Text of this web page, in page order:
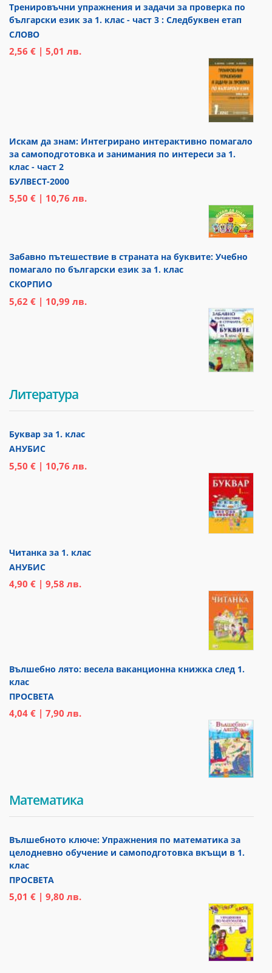
Тренировъчни упражнения и задачи за проверка по
български език за 1. клас - част 3 : Следбуквен етап
СЛОВО
2,56 € | 5,01 лв.
Искам да знам: Интегрирано интерактивно помагало
за самоподготовка и занимания по интереси за 1.
клас - част 2
БУЛВЕСТ-2000
5,50 € | 10,76 лв.
Забавно пътешествие в страната на буквите: Учебно
помагало по български език за 1. клас
СКОРПИО
5,62 € | 10,99 лв.
Литература
Буквар за 1. клас
АНУБИС
5,50 € | 10,76 лв.
Читанка за 1. клас
АНУБИС
4,90 € | 9,58 лв.
Вълшебно лято: весела ваканционна книжка след 1.
клас
ПРОСВЕТА
4,04 € | 7,90 лв.
Математика
Вълшебното ключе: Упражнения по математика за
целодневно обучение и самоподготовка вкъщи в 1.
клас
ПРОСВЕТА
5,01 € | 9,80 лв.